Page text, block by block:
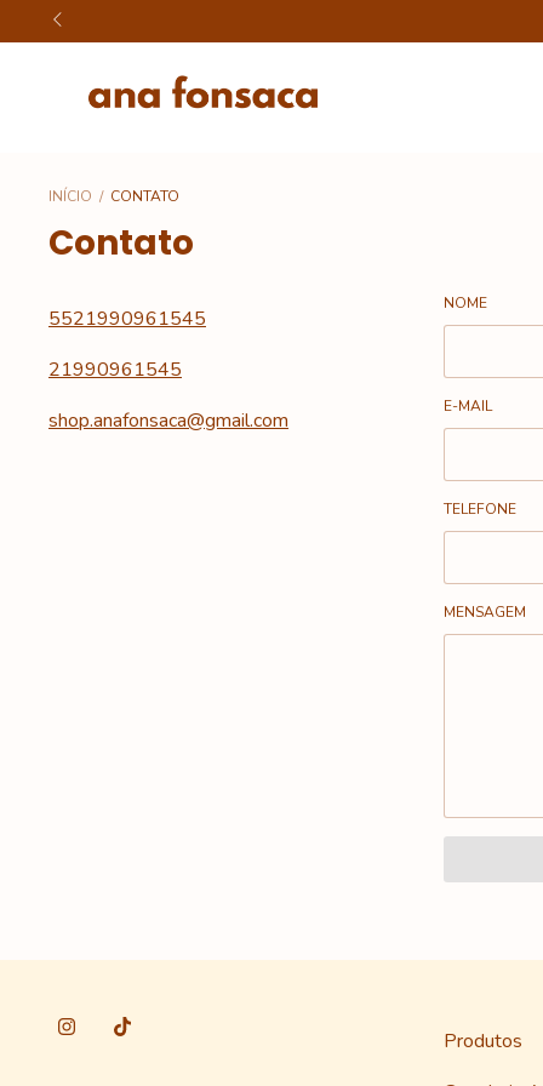
INÍCIO / CONTATO
Contato
5521990961545
21990961545
shop.anafonsaca@gmail.com
NOME
E-MAIL
TELEFONE
MENSAGEM
Produtos